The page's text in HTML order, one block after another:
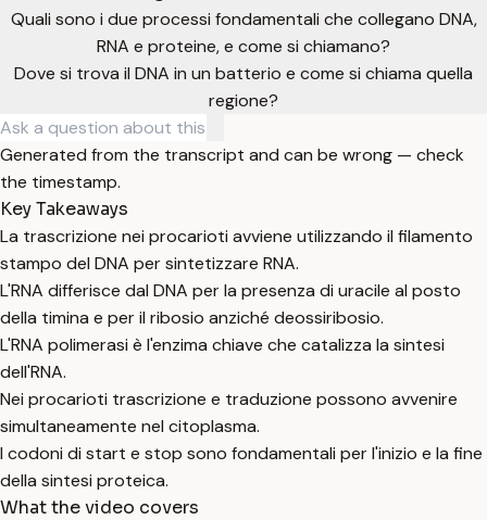
Quali sono i due processi fondamentali che collegano DNA,
RNA e proteine, e come si chiamano?
Dove si trova il DNA in un batterio e come si chiama quella
regione?
Generated from the transcript and can be wrong — check
the timestamp.
Key Takeaways
La trascrizione nei procarioti avviene utilizzando il filamento
stampo del DNA per sintetizzare RNA.
L'RNA differisce dal DNA per la presenza di uracile al posto
della timina e per il ribosio anziché deossiribosio.
L'RNA polimerasi è l'enzima chiave che catalizza la sintesi
dell'RNA.
Nei procarioti trascrizione e traduzione possono avvenire
simultaneamente nel citoplasma.
I codoni di start e stop sono fondamentali per l'inizio e la fine
della sintesi proteica.
What the video covers